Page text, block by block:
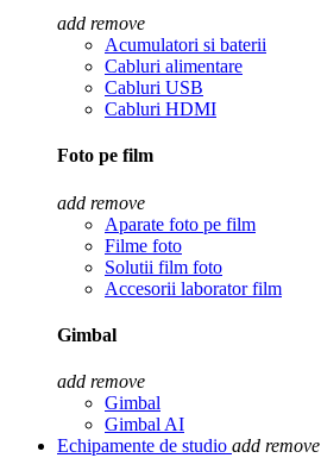
add remove
Acumulatori si baterii
Cabluri alimentare
Cabluri USB
Cabluri HDMI
Foto pe film
add remove
Aparate foto pe film
Filme foto
Solutii film foto
Accesorii laborator film
Gimbal
add remove
Gimbal
Gimbal AI
Echipamente de studio add remove